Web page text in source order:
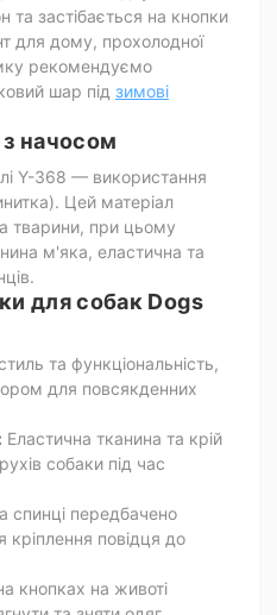
та застібається на кнопки
для дому, прохолодної
рекомендуємо
шар під зимові
начосом
Y-368 — використання
Цей матеріал
тварини, при цьому
м'яка, еластична та
для собак Dogs
та функціональність,
для повсякденних
Еластична тканина та крій
собаки під час
спинці передбачено
кріплення повідця до
кнопках на животі